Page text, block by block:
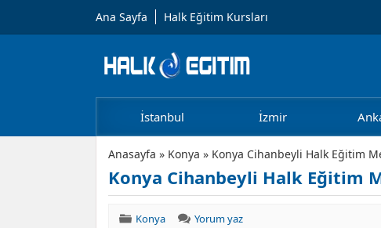
Ana Sayfa Halk Eğitim Kursları
İstanbul İzmir
Anasayfa » Konya » Konya Cihanbeyli Halk Eğitim
Konya Cihanbeyli Halk Eğitim
Konya Yorum yaz